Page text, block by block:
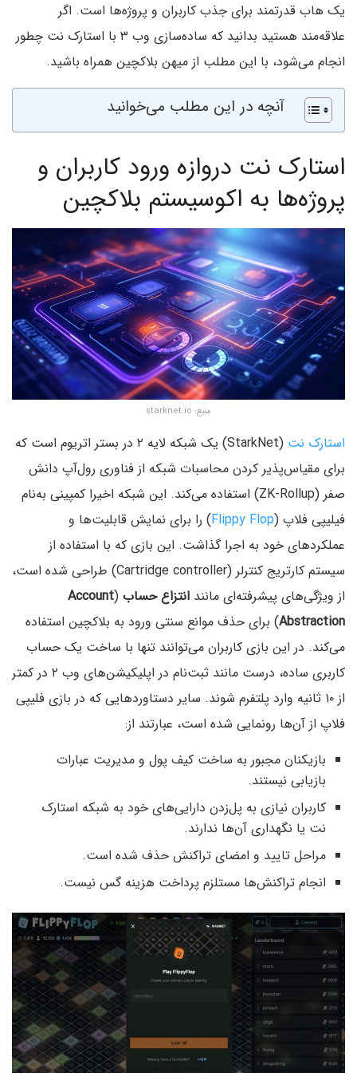
یک هاب قدرتمند برای جذب کاربران و پروژه‌ها است. اگر
علاقه‌مند هستید بدانید که ساده‌سازی وب ۳ با استارک نت چطور
انجام می‌شود، با این مطلب از میهن بلاکچین همراه باشید.
آنچه در این مطلب می‌خوانید
استارک‌ نت دروازه‌ ورود کاربران و
پروژه‌ها به اکوسیستم بلاکچین
منبع: starknet.io
استارک نت
(StarkNet) یک شبکه لایه ۲ در بستر اتریوم است که
برای مقیاس‌پذیر کردن محاسبات شبکه از فناوری رول‌آپ دانش
صفر (ZK-Rollup) استفاده می‌کند. این شبکه اخیرا کمپینی به‌نام
فیلیپی فلاپ (Flippy Flop) را برای نمایش قابلیت‌‌ها و
عملکرد‌های خود به اجرا گذاشت. این بازی که با استفاده از
سیستم کارتریج کنترلر (Cartridge controller) طراحی شده است،
از ویژگی‌های پیشرفته‌ای مانند انتزاع حساب (
Account
Abstraction) برای حذف موانع سنتی ورود به بلاکچین استفاده
می‌کند. در این بازی کاربران می‌توانند تنها با ساخت یک حساب
کاربری ساده، درست مانند ثبت‌نام در اپلیکیشن‌های وب ۲ در کمتر
از ۱۰ ثانیه وارد پلتفرم شوند. سایر دستاوردهایی که در بازی فلیپی‌
فلاپ از آن‌ها رونمایی شده است، عبارتند از:
بازیکنان مجبور به ساخت کیف پول و مدیریت عبارات
بازیابی نیستند.
کاربران نیازی به پل‌زدن دارایی‌های خود به شبکه استارک
نت یا نگهداری آن‌ها ندارند.
مراحل تایید و امضای تراکنش حذف شده است.
انجام تراکنش‌ها مستلزم پرداخت هزینه گس نیست.